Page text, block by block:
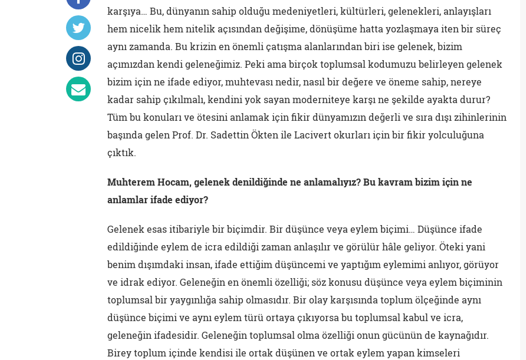
karşıya… Bu, dünyanın sahip olduğu medeniyetleri, kültürleri, gelenekleri, anlayışları
hem nicelik hem nitelik açısından değişime, dönüşüme hatta yozlaşmaya iten bir süreç
aynı zamanda. Bu krizin en önemli çatışma alanlarından biri ise gelenek, bizim
açımızdan kendi geleneğimiz. Peki ama birçok toplumsal kodumuzu belirleyen gelenek
bizim için ne ifade ediyor, muhtevası nedir, nasıl bir değere ve öneme sahip, nereye
kadar sahip çıkılmalı, kendini yok sayan moderniteye karşı ne şekilde ayakta durur?
Tüm bu konuları ve ötesini anlamak için fikir dünyamızın değerli ve sıra dışı zihinlerinin
başında gelen Prof. Dr. Sadettin Ökten ile Lacivert okurları için bir fikir yolculuğuna
çıktık.
Muhterem Hocam, gelenek denildiğinde ne anlamalıyız? Bu kavram bizim için ne
anlamlar ifade ediyor?
Gelenek esas itibariyle bir biçimdir. Bir düşünce veya eylem biçimi… Düşünce ifade
edildiğinde eylem de icra edildiği zaman anlaşılır ve görülür hâle geliyor. Öteki yani
benim dışımdaki insan, ifade ettiğim düşüncemi ve yaptığım eylemimi anlıyor, görüyor
ve idrak ediyor. Geleneğin en önemli özelliği; söz konusu düşünce veya eylem biçiminin
toplumsal bir yaygınlığa sahip olmasıdır. Bir olay karşısında toplum ölçeğinde aynı
düşünce biçimi ve aynı eylem türü ortaya çıkıyorsa bu toplumsal kabul ve icra,
geleneğin ifadesidir. Geleneğin toplumsal olma özelliği onun gücünün de kaynağıdır.
Birey toplum içinde kendisi ile ortak düşünen ve ortak eylem yapan kimseleri